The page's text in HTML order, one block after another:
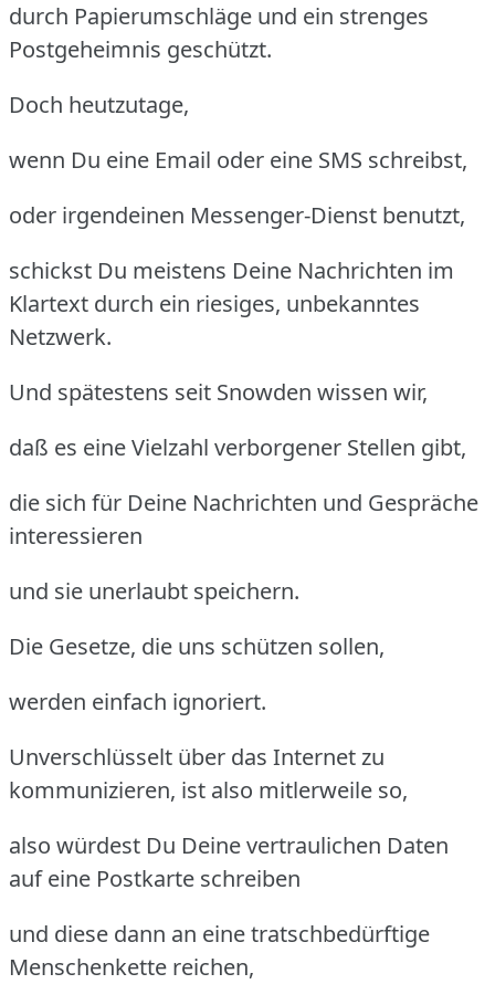
durch Papierumschläge und ein strenges
Postgeheimnis geschützt.
Doch heutzutage,
wenn Du eine Email oder eine SMS schreibst,
oder irgendeinen Messenger-Dienst benutzt,
schickst Du meistens Deine Nachrichten im
Klartext durch ein riesiges, unbekanntes
Netzwerk.
Und spätestens seit Snowden wissen wir,
daß es eine Vielzahl verborgener Stellen gibt,
die sich für Deine Nachrichten und Gespräche
interessieren
und sie unerlaubt speichern.
Die Gesetze, die uns schützen sollen,
werden einfach ignoriert.
Unverschlüsselt über das Internet zu
kommunizieren, ist also mitlerweile so,
also würdest Du Deine vertraulichen Daten
auf eine Postkarte schreiben
und diese dann an eine tratschbedürftige
Menschenkette reichen,